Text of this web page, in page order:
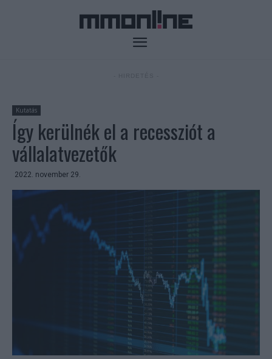
Kutatás
Így kerülnék el a recessziót a
vállalatvezetők
2022. november 29.